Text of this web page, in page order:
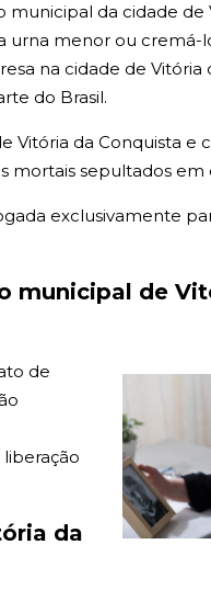
municipal da cidade de
urna menor ou cremá-
na cidade de Vitória
do Brasil.
Vitória da Conquista e
mortais sepultados em
exclusivamente
municipal de
de
da